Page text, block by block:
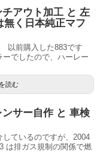
アウト加工 と 左
無く日本純正マフ
購入した883です
でしたので、ハーレー
読む
サー自作 と 車検
ているのですが、2004
は排ガス規制の関係で燃